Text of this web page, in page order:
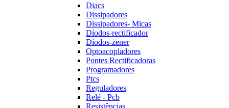
Diacs
Dissipadores
Dissipadores- Micas
Díodos-rectificador
Díodos-zener
Optoacopladores
Pontes Rectificadoras
Programadores
Ptcs
Reguladores
Relé - Pcb
Resistências